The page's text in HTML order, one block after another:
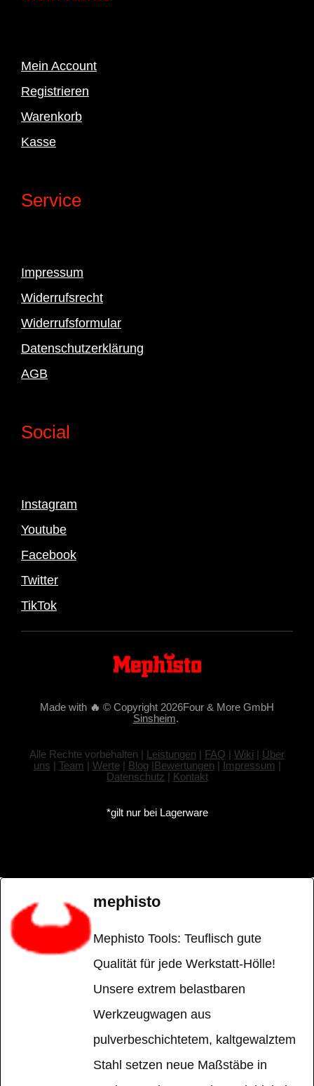
Mein Account
Registrieren
Warenkorb
Kasse
Service
Impressum
Widerrufsrecht
Widerrufsformular
Datenschutzerklärung
AGB
Social
Instagram
Youtube
Facebook
Twitter
TikTok
Made with 🔥 © Copyright 2026Four & More GmbH
Sinsheim.
Alle Rechte vorbehalten | Leistungen | FAQ | Wiki | Über
uns | Team | Werte| Blog |Bewertungen | Impressum |
Datenschutz | Kontakt
*gilt nur bei Lagerware
mephisto
Mephisto Tools: Teuflisch gute
Qualität für jede Werkstatt-Hölle!
Unsere extrem belastbaren
Werkzeugwagen aus
pulverbeschichtetem, kaltgewalztem
Stahl setzen neue Maßstäbe in